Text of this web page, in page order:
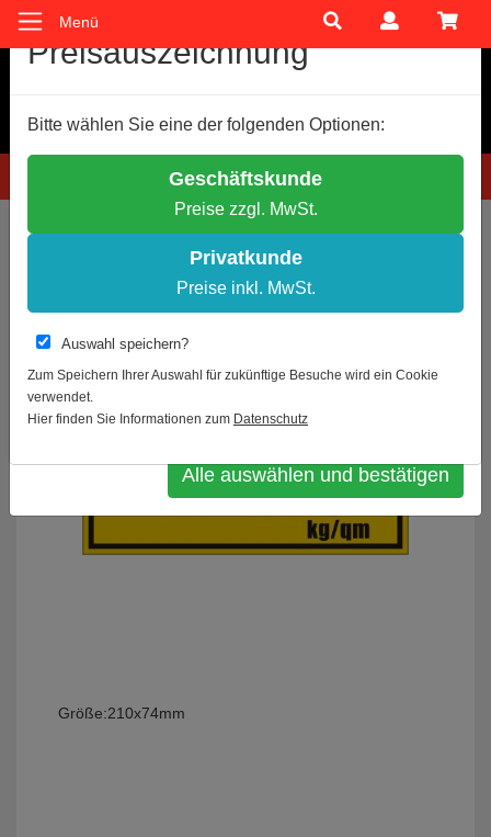
Hotline: 0781 9399888-60
Menü
Sie sind hier: Schilder- und Kennzeichnung Betriebskennzeichnung
Artikel 3 von 8
Zulässige Höchstbelastung kg/qm
Größe:210x74mm
Cookie-Einstellungen
Wir verwenden Cookies, um Ihnen ein optimales
Einige Cookies sind technisch notwendig, andere dienen zu
anonymen Statistikzwecken.
Entscheiden Sie bitte selbst, welche Cookies Sie akzeptieren.
Notwendige Cookies erlauben
Weitere Infos
Datenschutz Impressum
Auswahl bestätigen
Alle auswählen und bestätigen
Preisauszeichnung
Bitte wählen Sie eine der folgenden Optionen:
Geschäftskunde
Preise zzgl. MwSt.
Privatkunde
Preise inkl. MwSt.
Auswahl speichern?
Zum Speichern Ihrer Auswahl für zukünftige Besuche wird ein Cookie
verwendet.
Hier finden Sie Informationen zum Datenschutz